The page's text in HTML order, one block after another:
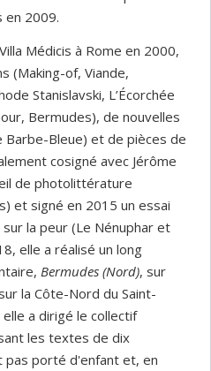
2009.
Médicis à Rome en 2000,
(Making-of, Viande,
Stanislavski, L’Écorchée
Bermudes), de nouvelles
Barbe-Bleue) et de pièces de
cosigné avec Jérôme
de photolittérature
et signé en 2015 un essai
la peur (Le Nénuphar et
elle a réalisé un long
Bermudes (Nord), sur
la Côte-Nord du Saint-
a dirigé le collectif
les textes de dix
pas porté d'enfant et, en